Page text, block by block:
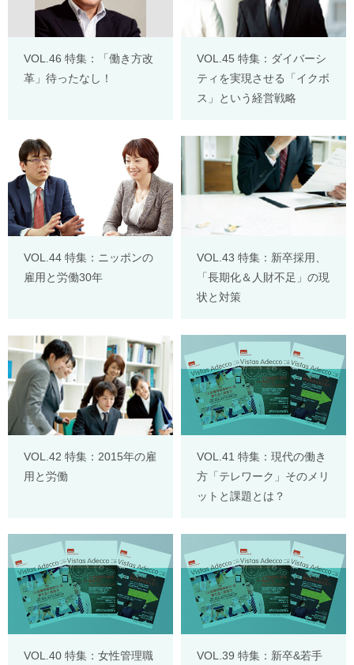
VOL.46 特集：「働き方改
革」待ったなし！
VOL.45 特集：ダイバーシ
ティを実現させる「イクボ
ス」という経営戦略
VOL.44 特集：ニッポンの
雇用と労働30年
VOL.43 特集：新卒採用、
「長期化＆人財不足」の現
状と対策
VOL.42 特集：2015年の雇
用と労働
VOL.41 特集：現代の働き
方「テレワーク」そのメリ
ットと課題とは？
VOL.40 特集：女性管理職
VOL.39 特集：新卒&若手